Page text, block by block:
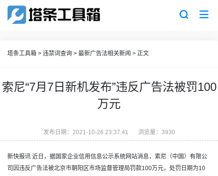
塔条工具箱 > 违禁词查询 > 最新广告法相关新闻 > 正文
索尼“7月7日新机发布”违反广告法被罚100
万元
发布日期：2021-10-26 23:37:41 浏览量：3930
新快报讯 近日，据国家企业信用信息公示系统网站消息，索尼（中国）有限公
司因违反广告法被北京市朝阳区市场监督管理局罚款100万元，处罚日期为10